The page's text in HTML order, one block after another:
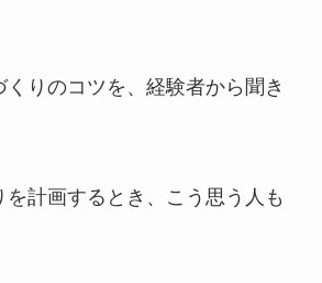
くりのコツを、経験者から聞き
計画するとき、こう思う人も